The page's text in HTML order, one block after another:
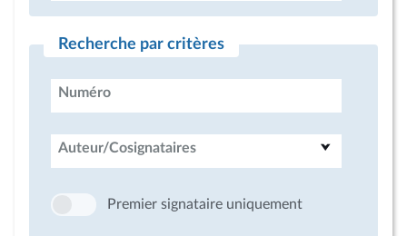
Recherche par critères
Numéro
Auteur/Cosignataires
Premier signataire uniquement